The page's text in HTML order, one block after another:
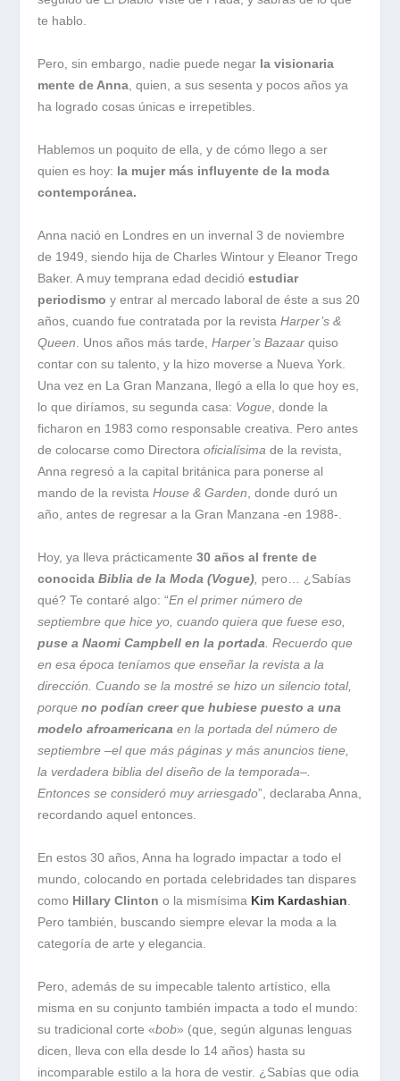
te hablo.
Pero, sin embargo, nadie puede negar la visionaria
mente de Anna , quien, a sus sesenta y pocos años ya
ha logrado cosas únicas e irrepetibles.
Hablemos un poquito de ella, y de cómo llego a ser
quien es hoy: la mujer más influyente de la moda
contemporánea.
Anna nació en Londres en un invernal 3 de noviembre
de 1949, siendo hija de Charles Wintour y Eleanor Trego
Baker. A muy temprana edad decidióestudiar
periodismo y entrar al mercado laboral de éste a sus 20
años, cuando fue contratada por la revistaHarper’s &
Queen . Unos años más tarde,Harper’s Bazaar quiso
contar con su talento, y la hizo moverse a Nueva York.
Una vez en La Gran Manzana, llegó a ella lo que hoy es,
lo que diríamos, su segunda casa: Vogue , donde la
ficharon en 1983 como responsable creativa. Pero antes
de colocarse como Directoraoficialísima de la revista,
Anna regresó a la capital británica para ponerse al
mando de la revistaHouse & Garden , donde duró un
año, antes de regresar a la Gran Manzana -en 1988-.
Hoy, ya lleva prácticamente30 años al frente de
conocidaBiblia de la Moda (Vogue) pero… ¿Sabías
qué? Te contaré algo: “En el primer número de
septiembre que hice yo, cuando quiera que fuese eso,
puse a Naomi Campbell en la portada . Recuerdo que
en esa época teníamos que enseñar la revista a la
dirección. Cuando se la mostré se hizo un silencio total,
porqueno podían creer que hubiese puesto a una
modelo afroamericana en la portada del número de
septiembre –el que más páginas y más anuncios tiene,
la verdadera biblia del diseño de la temporada–.
Entonces se consideró muy arriesgado”, declaraba Anna,
recordando aquel entonces.
En estos 30 años, Anna ha logrado impactar a todo el
mundo, colocando en portada celebridades tan dispares
como Hillary Clinton o la mismísima Kim Kardashian
Pero también, buscando siempre elevar la moda a la
categoría de arte y elegancia.
Pero, además de su impecable talento artístico, ella
misma en su conjunto también impacta a todo el mundo:
su tradicional corte «bob» (que, según algunas lenguas
dicen, lleva con ella desde lo 14 años) hasta su
incomparable estilo a la hora de vestir. ¿Sabías que odia